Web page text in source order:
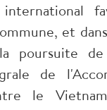
international
et
poursuite
de
le